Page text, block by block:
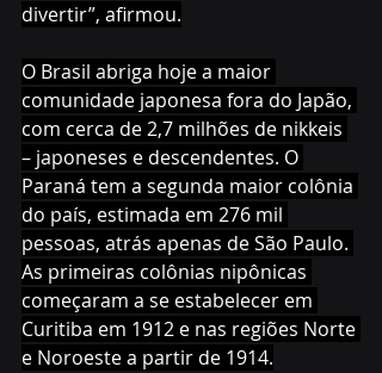
divertir”, afirmou.
O Brasil abriga hoje a maior
comunidade japonesa fora do Japão,
com cerca de 2,7 milhões de nikkeis
– japoneses e descendentes. O
Paraná tem a segunda maior colônia
do país, estimada em 276 mil
pessoas, atrás apenas de São Paulo.
As primeiras colônias nipônicas
começaram a se estabelecer em
Curitiba em 1912 e nas regiões Norte
e Noroeste a partir de 1914.